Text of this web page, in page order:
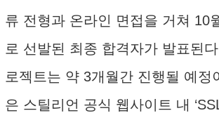
류 전형과 온라인 면접을 거쳐 10
로 선발된 최종 합격자가 발표된
로젝트는 약 3개월간 진행될 예정
은 스틸리언 공식 웹사이트 내